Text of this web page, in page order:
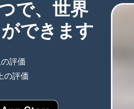
で、世界
できます
評価
（別ウィンドウで開きます）
の評価
（別ウィンドウで開きます）